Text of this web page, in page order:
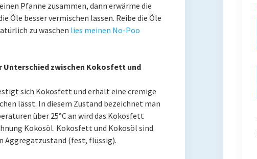
Pfanne zusammen, dann erwärme die
Öle besser vermischen lassen. Reibe die Öle
zu waschen lies meinen No-Poo
Unterschied zwischen Kokosfett und
sich Kokosfett und erhält eine cremige
lässt. In diesem Zustand bezeichnet man
über 25°C an wird das Kokosfett
Kokosöl. Kokosfett und Kokosöl sind
Aggregatzustand (fest, flüssig).